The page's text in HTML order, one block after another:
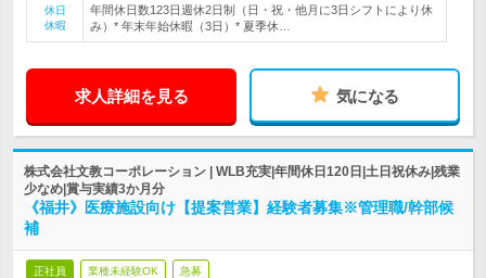
休日
休暇
年間休日数123日週休2日制（日・祝・他月に3日シフトにより休
み）* 年末年始休暇（3日）* 夏季休…
求人詳細を見る 気になる
株式会社文教コーポレーション | WLB充実|年間休日120日|土日祝休み|残業
少なめ|賞与実績3か月分
《福井》医療施設向け【提案営業】経験者募集※管理職/幹部候
補
正社員 業種未経験OK 急募